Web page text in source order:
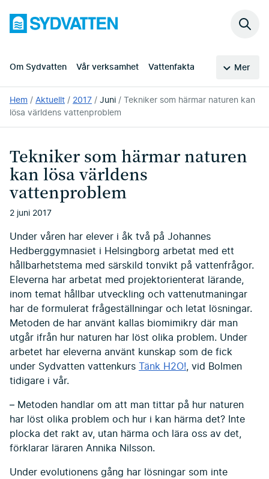
huvudinnehållet
Sydvatten
Om Sydvatten Vår verksamhet Vattenfakta Mer
Sök
Du
är
här:
Hem Aktuellt 2017 Juni
Tekniker som härmar naturen kan
lösa världens vattenproblem
Tekniker som härmar naturen
kan lösa världens
vattenproblem
2 juni 2017
Under våren har elever i åk två på Johannes
Hedberggymnasiet i Helsingborg arbetat med ett
hållbarhetstema med särskild tonvikt på vattenfrågor.
Eleverna har arbetat med projektorienterat lärande,
inom temat hållbar utveckling och vattenutmaningar
har de formulerat frågeställningar och letat lösningar.
Metoden de har använt kallas biomimikry där man
utgår ifrån hur naturen har löst olika problem. Under
arbetet har eleverna använt kunskap som de fick
under Sydvatten vattenkurs
Tänk H2O! , vid Bolmen
tidigare i vår.
– Metoden handlar om att man tittar på hur naturen
har löst olika problem och hur i kan härma det? Inte
plocka det rakt av, utan härma och lära oss av det,
förklarar läraren Annika Nilsson.
Under evolutionens gång har lösningar som inte